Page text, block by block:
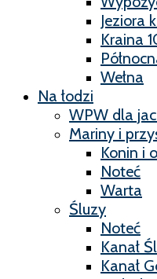
Jeziora
Kraina
Wełna
Na łodzi
WPW dla
Mariny i
Konin i
Noteć
Warta
Śluzy
Noteć
Kanał
Kanał